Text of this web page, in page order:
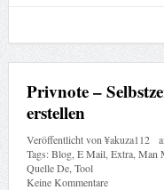
Privnote –
erstellen
Veröffentlicht von¥akuza112
Tags:Blog, E Mail, Extra, Man
Quelle De, Tool
Keine Kommentare